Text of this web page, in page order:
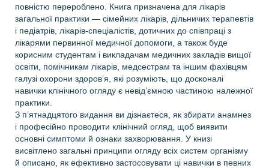
повністю перероблено. Книга призначена для лікарів
загальної практики — сімейних лікарів, дільничих терапевтів
і педіатрів, лікарів-спеціалістів, дотичних до співпраці з
лікарями первинної медичної допомоги, а також буде
корисним студентам і викладачам медичних закладів вищої
освіти , помічникам лікарів, медсестрам та іншим фахівцям
галузі охорони здоров’я , які розуміють, що досконалі
навички клінічного огляду є невід’ємною частиною належної
практики.
З п’ятнадцятого видання ви дізнаєтеся, як збирати анамнез
і професійно проводити клінічний огляд, щоб виявити
основні симптоми й ознаки захворювання. У книзі
висвітлено загальні принципи огляду всіх систем організму
й описано, як ефективно застосовувати ці навички в певних